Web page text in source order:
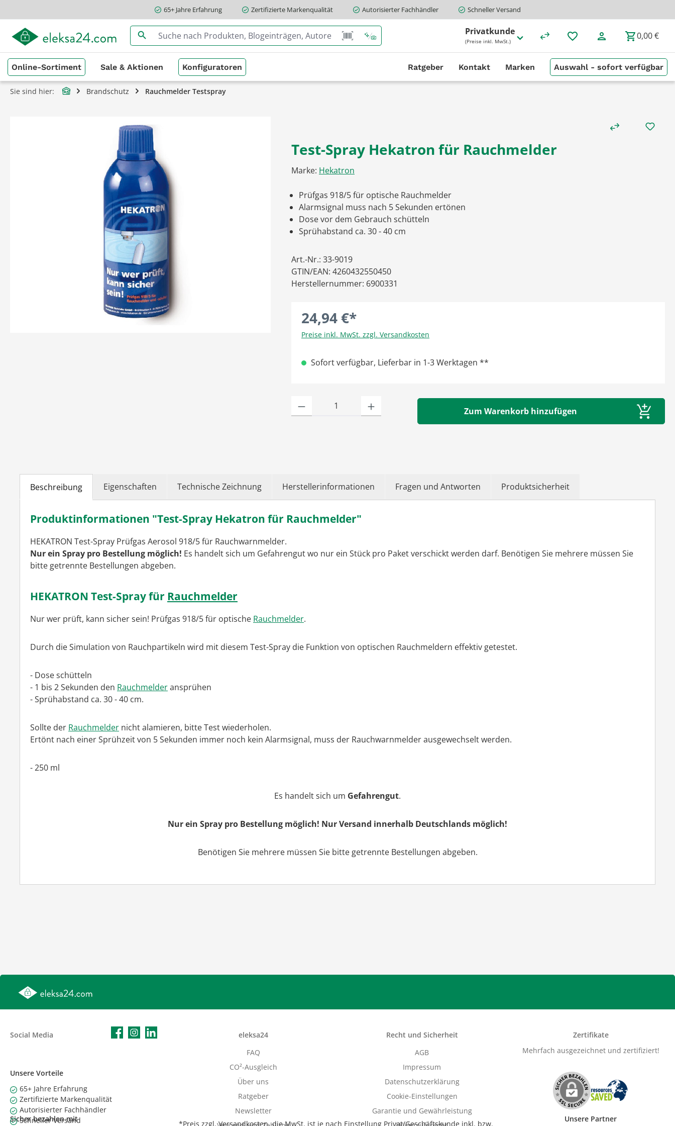
Zur Hauptnavigation springen65+ Jahre Erfahrung Zertifizierte Markenqualität Autorisierter Fachhändler Schneller Versand
Privatkunde
(Preise inkl. MwSt.) 0,00 €
Online-Sortiment Sale & Aktionen Konfiguratoren Ratgeber Kontakt Marken Auswahl - sofort verfügbar
Sie sind hier: Brandschutz Rauchmelder Testspray
Test-Spray Hekatron für Rauchmelder
Marke: Hekatron
Prüfgas 918/5 für optische Rauchmelder
Alarmsignal muss nach 5 Sekunden ertönen
Dose vor dem Gebrauch schütteln
Sprühabstand ca. 30 - 40 cm
Art.-Nr.: 33-9019
GTIN/EAN: 4260432550450
Herstellernummer: 6900331
24,94 €*
Preise inkl. MwSt. zzgl. Versandkosten
Sofort verfügbar, Lieferbar in 1-3 Werktagen **
Produkt Anzahl: Gib den gewünschten Wert ein oder benutze die Schaltflächen um die Anzahl zu erhöhen oder zu reduzieren.
Zum Warenkorb hinzufügen
Beschreibung Eigenschaften Technische Zeichnung Herstellerinformationen Fragen und Antworten Produktsicherheit
Produktinformationen "Test-Spray Hekatron für Rauchmelder"
HEKATRON Test-Spray Prüfgas Aerosol 918/5 für Rauchwarnmelder.
Nur ein Spray pro Bestellung möglich! Es handelt sich um Gefahrengut wo nur ein Stück pro Paket verschickt werden darf. Benötigen Sie mehrere müssen Sie
bitte getrennte Bestellungen abgeben.
HEKATRON Test-Spray für Rauchmelder
Nur wer prüft, kann sicher sein! Prüfgas 918/5 für optische Rauchmelder.
Durch die Simulation von Rauchpartikeln wird mit diesem Test-Spray die Funktion von optischen Rauchmeldern effektiv getestet.
- Dose schütteln
- 1 bis 2 Sekunden den Rauchmelderansprühen
- Sprühabstand ca. 30 - 40 cm.
Sollte der Rauchmelder nicht alamieren, bitte Test wiederholen.
Ertönt nach einer Sprühzeit von 5 Sekunden immer noch kein Alarmsignal, muss der Rauchwarnmelder ausgewechselt werden.
- 250 ml
Es handelt sich um Gefahrengut.
Nur ein Spray pro Bestellung möglich! Nur Versand innerhalb Deutschlands möglich!
Benötigen Sie mehrere müssen Sie bitte getrennte Bestellungen abgeben.
Social Media FacebookInstagram
LinkedIn
eleksa24
FAQ
CO²-Ausgleich
Über uns
Ratgeber
Newsletter
Recht und Sicherheit
AGB
Impressum
Datenschutzerklärung
Cookie-Einstellungen
Garantie und Gewährleistung
Zertifikate
Mehrfach ausgezeichnet und zertifiziert!
Unsere Vorteile
65+ Jahre Erfahrung
Zertifizierte Markenqualität
Autorisierter Fachhändler
Schneller Versand
Sicher bezahlen mit
*Preis zzgl. Versandkosten, die MwSt. ist je nach Einstellung Privat/Geschäftskunde inkl. bzw.
Unsere Partner